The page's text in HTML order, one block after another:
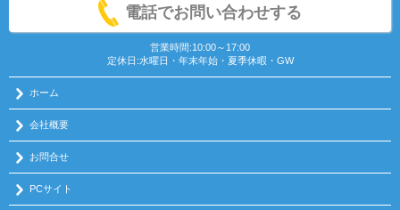
電話でお問い合わせする
営業時間:10:00～17:00
定休日:水曜日・年末年始・夏季休暇・GW
ホーム
会社概要
お問合せ
PCサイト